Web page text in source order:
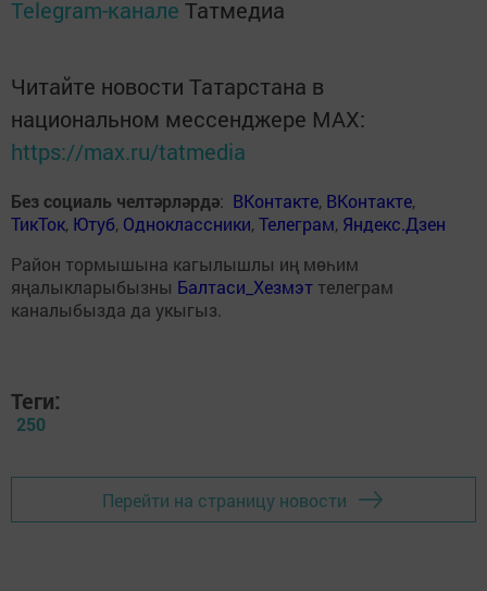
Telegram-канале Татмедиа
Читайте новости Татарстана в
национальном мессенджере MАХ:
https://max.ru/tatmedia
Без социаль челтәрләрдә: ВКонтакте, ВКонтакте,
ТикТок, Ютуб, Одноклассники,Телеграм, Яндекс.Дзен
Район тормышына кагылышлы иң мөһим
яңалыкларыбызны Балтаси_Хезмэт телеграм
каналыбызда да укыгыз.
Теги:
250
Перейти на страницу новости